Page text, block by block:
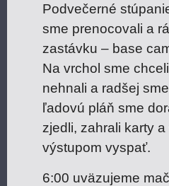
Podvečerné
sme prenocovali a
zastávku – base
Na vrchol sme
nehnali a radšej
ľadovú pláň sme
zjedli, zahrali karty
výstupom vyspať.
6:00 uväzujeme